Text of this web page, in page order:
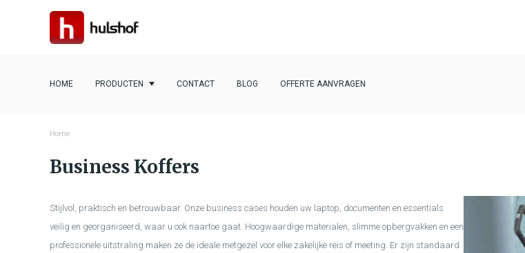
HOME PRODUCTEN CONTACT BLOG OFFERTE AANVRAGEN
Home
Business Koffers
Stijlvol, praktisch en betrouwbaar. Onze business cases houden uw laptop, documenten en essentials
veilig en georganiseerd, waar u ook naartoe gaat. Hoogwaardige materialen, slimme opbergvakken en een
professionele uitstraling maken ze de ideale metgezel voor elke zakelijke reis of meeting. Er zijn standaard